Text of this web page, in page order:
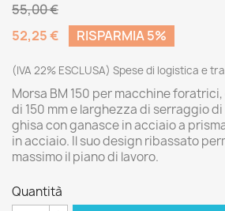
55,00 €
52,25 €
RISPARMIA 5%
(IVA 22% ESCLUSA) Spese di logistica e
Morsa BM 150 per macchine
di 150 mm e larghezza di serraggio di
ghisa con ganasce in acciaio a
in acciaio. Il suo design ribassato
massimo il piano di lavoro.
Quantità